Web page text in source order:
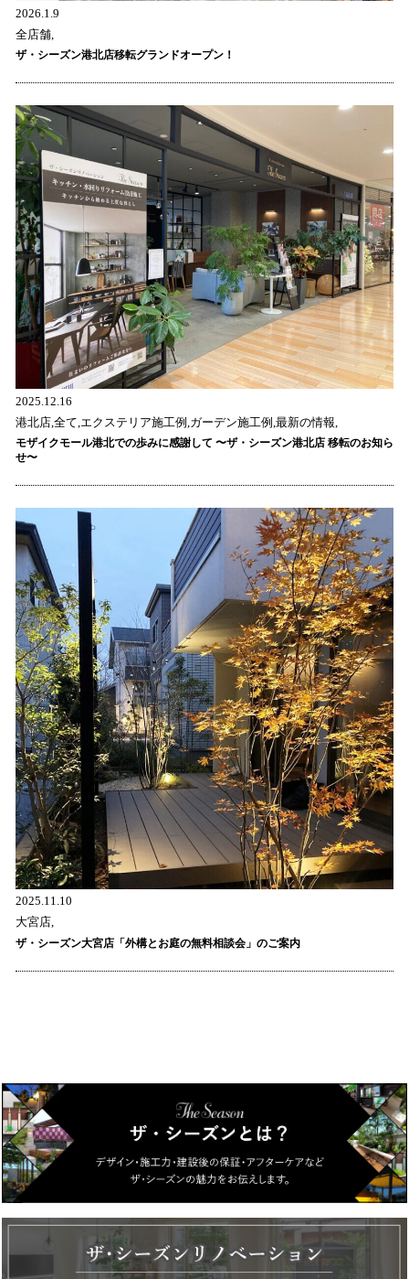
2026.1.9
全店舗,
ザ・シーズン港北店移転グランドオープン！
2025.12.16
港北店,全て,エクステリア施工例,ガーデン施工例,最新の情報,
モザイクモール港北での歩みに感謝して 〜ザ・シーズン港北店 移転のお知ら
せ〜
2025.11.10
大宮店,
ザ・シーズン大宮店「外構とお庭の無料相談会」のご案内